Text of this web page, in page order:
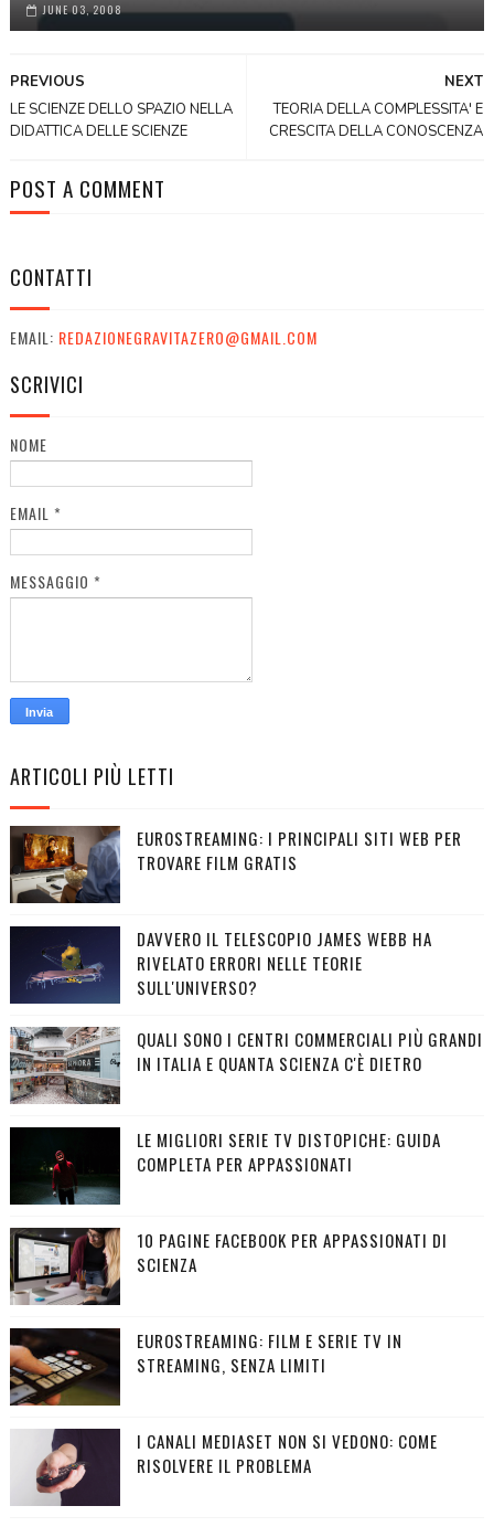
JUNE 03, 2008
NEXT
TEORIA DELLA COMPLESSITA' E
CRESCITA DELLA CONOSCENZA
PREVIOUS
LE SCIENZE DELLO SPAZIO NELLA
DIDATTICA DELLE SCIENZE
POST A COMMENT
CONTATTI
EMAIL: REDAZIONEGRAVITAZERO@GMAIL.COM
SCRIVICI
NOME
EMAIL *
MESSAGGIO *
ARTICOLI PIÙ LETTI
EUROSTREAMING: I PRINCIPALI SITI WEB PER
TROVARE FILM GRATIS
DAVVERO IL TELESCOPIO JAMES WEBB HA
RIVELATO ERRORI NELLE TEORIE
SULL'UNIVERSO?
QUALI SONO I CENTRI COMMERCIALI PIÙ GRANDI
IN ITALIA E QUANTA SCIENZA C'È DIETRO
LE MIGLIORI SERIE TV DISTOPICHE: GUIDA
COMPLETA PER APPASSIONATI
10 PAGINE FACEBOOK PER APPASSIONATI DI
SCIENZA
EUROSTREAMING: FILM E SERIE TV IN
STREAMING, SENZA LIMITI
I CANALI MEDIASET NON SI VEDONO: COME
RISOLVERE IL PROBLEMA